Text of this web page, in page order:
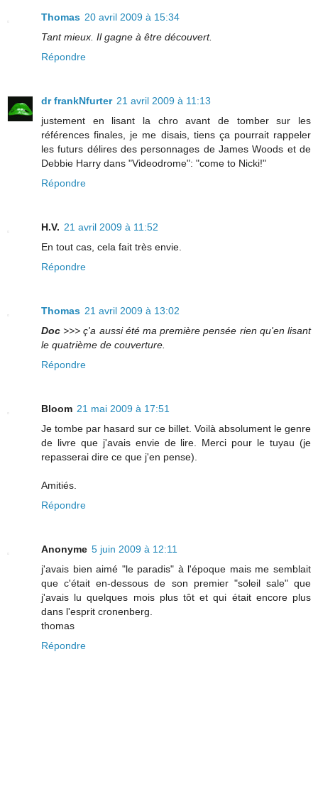
Thomas 20 avril 2009 à 15:34
Tant mieux. Il gagne à être découvert.
Répondre
dr frankNfurter 21 avril 2009 à 11:13
justement en lisant la chro avant de tomber sur les
références finales, je me disais, tiens ça pourrait rappeler
les futurs délires des personnages de James Woods et de
Debbie Harry dans "Videodrome": "come to Nicki!"
Répondre
H.V. 21 avril 2009 à 11:52
En tout cas, cela fait très envie.
Répondre
Thomas 21 avril 2009 à 13:02
Doc>>> ç'a aussi été ma première pensée rien qu'en lisant
le quatrième de couverture.
Répondre
Bloom 21 mai 2009 à 17:51
Je tombe par hasard sur ce billet. Voilà absolument le genre
de livre que j'avais envie de lire. Merci pour le tuyau (je
repasserai dire ce que j'en pense).
Amitiés.
Répondre
Anonyme 5 juin 2009 à 12:11
j'avais bien aimé "le paradis" à l'époque mais me semblait
que c'était en-dessous de son premier "soleil sale" que
j'avais lu quelques mois plus tôt et qui était encore plus
dans l'esprit cronenberg.
thomas
Répondre